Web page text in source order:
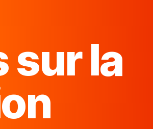
sur la